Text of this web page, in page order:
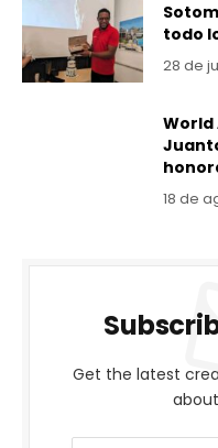
todo
28 de
World
18 de
Get the latest